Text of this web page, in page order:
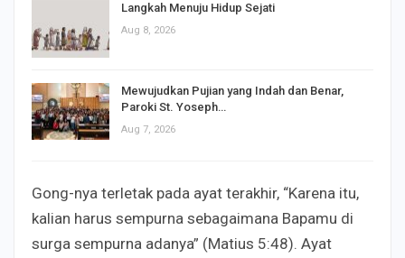
Langkah Menuju Hidup Sejati
Aug 8, 2026
Mewujudkan Pujian yang Indah dan Benar,
Paroki St. Yoseph…
Aug 7, 2026
Gong-nya terletak pada ayat terakhir, “Karena itu,
kalian harus sempurna sebagaimana Bapamu di
surga sempurna adanya” (Matius 5:48). Ayat